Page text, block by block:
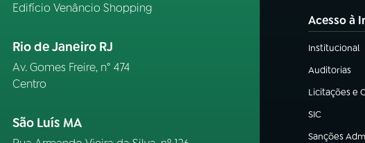
Edifício Venâncio Shopping
Rio de Janeiro RJ
Av. Gomes Freire, n° 474
Centro
São Luís MA
Acesso à
Institucional
(abre em
Auditorias
(abre em
Licitações e
(abre em
SIC
(abre em
Sanções
(abre em